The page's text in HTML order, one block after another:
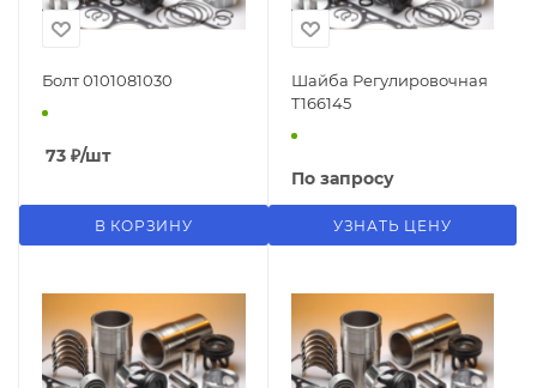
Болт 0101081030
73 ₽/шт
В КОРЗИНУ
Шайба Регулировочная
T166145
По запросу
УЗНАТЬ ЦЕНУ